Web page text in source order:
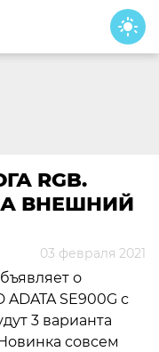
RGB.
ВНЕШНИЙ
03 февраля 2021
о
SE900G с
3 варианта
совсем